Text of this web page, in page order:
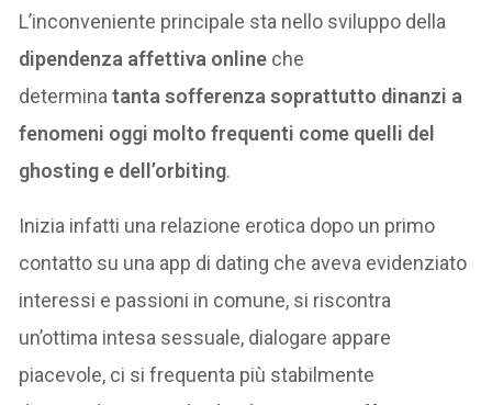
L’inconveniente principale sta nello sviluppo della
dipendenza affettiva online che
determinatanta sofferenza soprattutto dinanzi a
fenomeni oggi molto frequenti come quelli del
ghosting e dell’orbiting.
Inizia infatti una relazione erotica dopo un primo
contatto su una app di dating che aveva evidenziato
interessi e passioni in comune, si riscontra
un’ottima intesa sessuale, dialogare appare
piacevole, ci si frequenta più stabilmente